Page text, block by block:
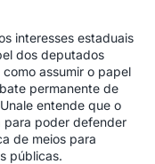
interesses estaduais
dos deputados
assumir o papel
permanente de
entende que o
para poder defender
de meios para
públicas.